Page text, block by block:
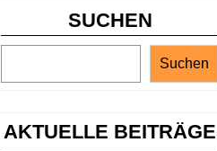
SUCHEN
Suchen
AKTUELLE BEITRÄGE